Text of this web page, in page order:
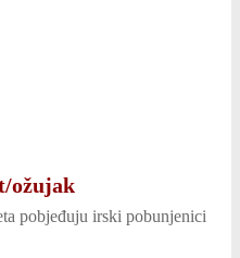
ožujak
pobjeđuju irski pobunjenici